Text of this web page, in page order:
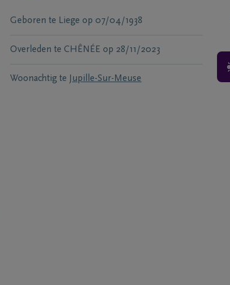
Geboren te Liege op 07/04/1938
Overleden te CHÊNÉE op 28/11/2023
Woonachtig te Jupille-Sur-Meuse